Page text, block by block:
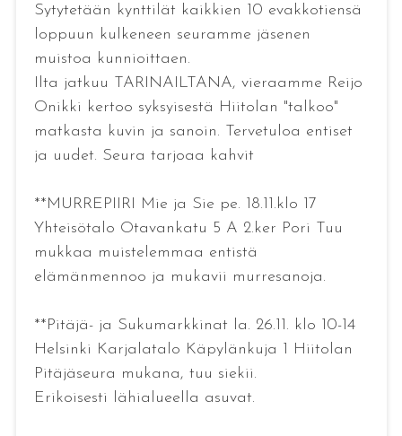
Sytytetään kynttilät kaikkien 10 evakkotiensä
loppuun kulkeneen seuramme jäsenen
muistoa kunnioittaen.
Ilta jatkuu TARINAILTANA, vieraamme Reijo
Onikki kertoo syksyisestä Hiitolan "talkoo"
matkasta kuvin ja sanoin. Tervetuloa entiset
ja uudet. Seura tarjoaa kahvit
**MURREPIIRI Mie ja Sie pe. 18.11.klo 17
Yhteisötalo Otavankatu 5 A 2.ker Pori Tuu
mukkaa muistelemmaa entistä
elämänmennoo ja mukavii murresanoja.
**Pitäjä- ja Sukumarkkinat la. 26.11. klo 10-14
Helsinki Karjalatalo Käpylänkuja 1 Hiitolan
Pitäjäseura mukana, tuu siekii.
Erikoisesti lähialueella asuvat.